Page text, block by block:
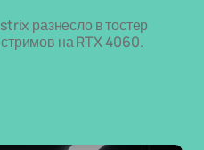
разнесло в тостер
на RTX 4060.